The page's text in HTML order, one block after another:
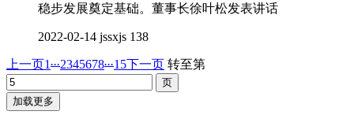
稳步发展奠定基础。董事长徐叶松发表讲话
2022-02-14 jssxjs 138
上一页1...2345678...15下一页 转至第
加载更多